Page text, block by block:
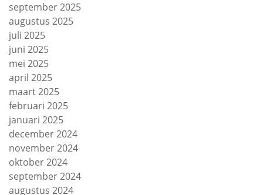
september 2025
augustus 2025
juli 2025
juni 2025
mei 2025
april 2025
maart 2025
februari 2025
januari 2025
december 2024
november 2024
oktober 2024
september 2024
augustus 2024